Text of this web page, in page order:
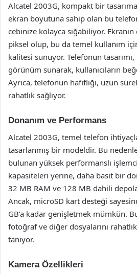
Alcatel 2003G, kompakt bir
ekran boyutuna sahip olan bu
cebinize kolayca sığabiliyor.
piksel olup, bu da temel kullanım
kalitesi sunuyor. Telefonun tasarımı,
görünüm sunarak, kullanıcıların
Ayrıca, telefonun hafifliği, uzun
rahatlık sağlıyor.
Donanım ve Performans
Alcatel 2003G, temel telefon
tasarlanmış bir modeldir. Bu
bulunan yüksek performanslı
kapasiteleri yerine, daha basit bir
32 MB RAM ve 128 MB dahili
Ancak, microSD kart desteği
GB’a kadar genişletmek mümkün.
fotoğraf ve diğer dosyalarını
tanıyor.
Kamera Özellikleri